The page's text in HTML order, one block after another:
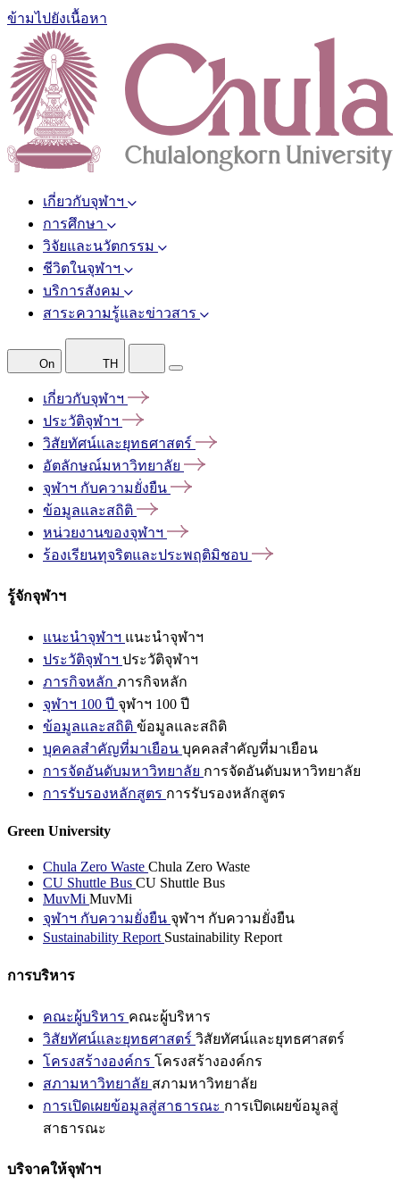
ข้ามไปยังเนื้อหา
เกี่ยวกับจุฬาฯ
การศึกษา
วิจัยและนวัตกรรม
ชีวิตในจุฬาฯ
บริการสังคม
สาระความรู้และข่าวสาร
On TH
เกี่ยวกับจุฬาฯ
ประวัติจุฬาฯ
วิสัยทัศน์และยุทธศาสตร์
อัตลักษณ์มหาวิทยาลัย
จุฬาฯ กับความยั่งยืน
ข้อมูลและสถิติ
หน่วยงานของจุฬาฯ
ร้องเรียนทุจริตและประพฤติมิชอบ
รู้จักจุฬาฯ
แนะนำจุฬาฯ แนะนำจุฬาฯ
ประวัติจุฬาฯ ประวัติจุฬาฯ
ภารกิจหลัก ภารกิจหลัก
จุฬาฯ 100 ปี จุฬาฯ 100 ปี
ข้อมูลและสถิติ ข้อมูลและสถิติ
บุคคลสำคัญที่มาเยือน บุคคลสำคัญที่มาเยือน
การจัดอันดับมหาวิทยาลัย การจัดอันดับมหาวิทยาลัย
การรับรองหลักสูตร การรับรองหลักสูตร
Green University
Chula Zero Waste Chula Zero Waste
CU Shuttle Bus CU Shuttle Bus
MuvMi MuvMi
จุฬาฯ กับความยั่งยืน จุฬาฯ กับความยั่งยืน
Sustainability Report Sustainability Report
การบริหาร
คณะผู้บริหาร คณะผู้บริหาร
วิสัยทัศน์และยุทธศาสตร์ วิสัยทัศน์และยุทธศาสตร์
โครงสร้างองค์กร โครงสร้างองค์กร
สภามหาวิทยาลัย สภามหาวิทยาลัย
การเปิดเผยข้อมูลสู่สาธารณะ การเปิดเผยข้อมูลสู่
สาธารณะ
บริจาคให้จุฬาฯ